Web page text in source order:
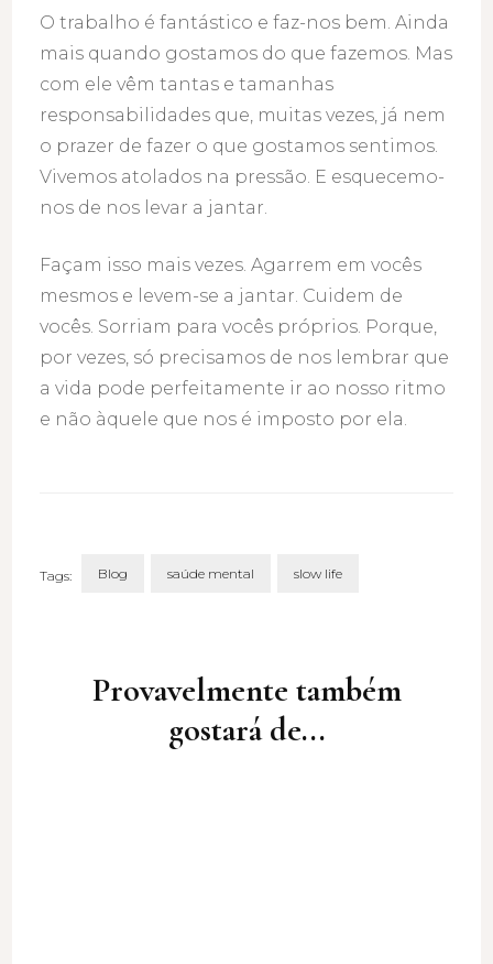
O trabalho é fantástico e faz-nos bem. Ainda
mais quando gostamos do que fazemos. Mas
com ele vêm tantas e tamanhas
responsabilidades que, muitas vezes, já nem
o prazer de fazer o que gostamos sentimos.
Vivemos atolados na pressão. E esquecemo-
nos de nos levar a jantar.
Façam isso mais vezes. Agarrem em vocês
mesmos e levem-se a jantar. Cuidem de
vocês. Sorriam para vocês próprios. Porque,
por vezes, só precisamos de nos lembrar que
a vida pode perfeitamente ir ao nosso ritmo
e não àquele que nos é imposto por ela.
Tags: Blog saúde mental slow life
Provavelmente também
gostará de...